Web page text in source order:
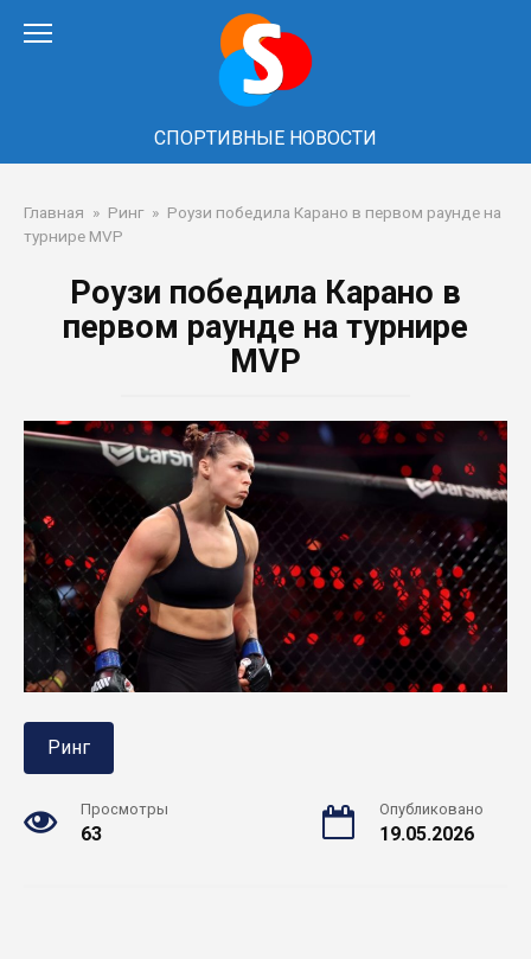
СПОРТИВНЫЕ НОВОСТИ
Главная » Ринг » Роузи победила Карано в первом раунде на
турнире MVP
Роузи победила Карано в
первом раунде на турнире
MVP
Ринг
Просмотры
63
Опубликовано
19.05.2026